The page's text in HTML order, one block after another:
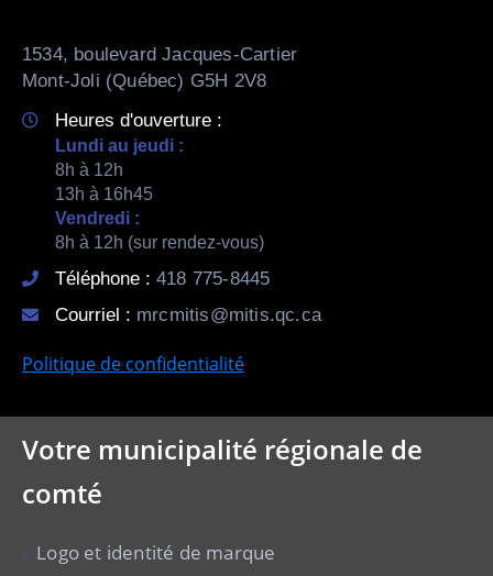
1534, boulevard Jacques-Cartier
Mont-Joli (Québec) G5H 2V8
Heures d'ouverture :
Lundi au jeudi :
8h à 12h
13h à 16h45
Vendredi :
8h à 12h (sur rendez-vous)
Téléphone : 418 775-8445
Courriel : mrcmitis@mitis.qc.ca
Politique de confidentialité
Votre municipalité régionale de
comté
Logo et identité de marque